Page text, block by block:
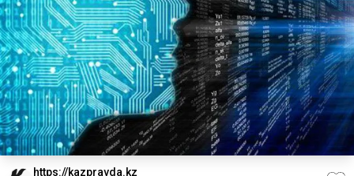
https://kazpravda.kz